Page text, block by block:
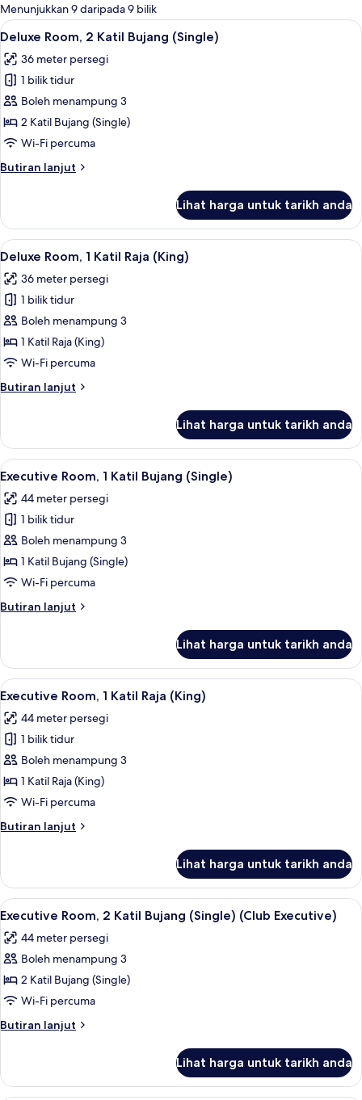
tersedia
untuk
bilik
Menunjukkan 9 daripada 9 bilik
Lihat
semua
foto
untuk
Deluxe
Room,
2
Bujang
Bar mini, peti besi dalam bilik, meja,
8
Deluxe Room, 2 Katil Bujang (Single)
36 meter persegi
1 bilik tidur
Boleh menampung 3
2 Katil Bujang (Single)
Wi-Fi percuma
Butiran lanjut
Butiran
Room,
Katil
(Single)
Lihat harga untuk tarikh anda
Lihat
semua
foto
untuk
Deluxe
Room,
1
Raja
Bar mini, peti besi dalam bilik, meja,
8
Deluxe Room, 1 Katil Raja (King)
36 meter persegi
1 bilik tidur
Boleh menampung 3
1 Katil Raja (King)
Wi-Fi percuma
Butiran lanjut
Butiran
Room,
Katil
(King)
Lihat harga untuk tarikh anda
Lihat
semua
foto
untuk
Executive
Room,
1
Bujang
Bar mini, peti besi dalam bilik, meja,
11
Executive Room, 1 Katil Bujang (Single)
44 meter persegi
1 bilik tidur
Boleh menampung 3
1 Katil Bujang (Single)
Wi-Fi percuma
Butiran lanjut
Butiran
Room,
Katil
(Single)
Lihat harga untuk tarikh anda
Lihat
semua
foto
untuk
Executive
Room,
1
Raja
Bar mini, peti besi dalam bilik, meja,
9
Executive Room, 1 Katil Raja (King)
44 meter persegi
1 bilik tidur
Boleh menampung 3
1 Katil Raja (King)
Wi-Fi percuma
Butiran lanjut
Butiran
Room,
Katil
(King)
Lihat harga untuk tarikh anda
Lihat
semua
foto
untuk
Executive
Room,
2
Katil
(Single)
(Club
Bar mini, peti besi dalam bilik, meja,
10
Executive Room, 2 Katil Bujang (Single) (Club Executive)
44 meter persegi
Boleh menampung 3
2 Katil Bujang (Single)
Wi-Fi percuma
Butiran lanjut
Butiran
Room,
Lihat harga untuk tarikh anda